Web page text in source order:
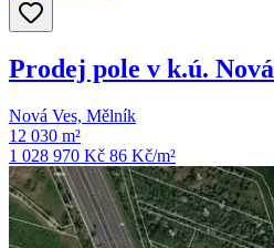
Prodej pole v k.ú.
Nová Ves, Mělník
12 030 m²
1 028 970 Kč 86 Kč/m²